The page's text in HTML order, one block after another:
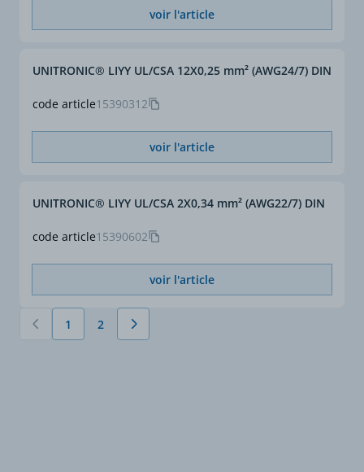
voir l'article
code article15390312
UNITRONIC® LIYY UL/CSA 12X0,25 mm² (AWG24/7) DIN
voir l'article
code article15390602
UNITRONIC® LIYY UL/CSA 2X0,34 mm² (AWG22/7) DIN
voir l'article
Vous lisez actuellement la page
1 Page
2